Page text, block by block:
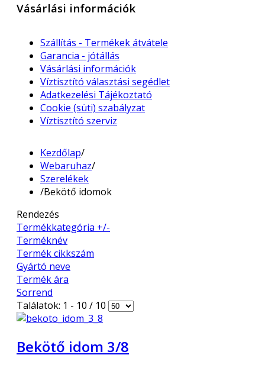
Vásárlási információk
Szállítás - Termékek átvátele
Garancia - jótállás
Vásárlási információk
Víztisztító választási segédlet
Adatkezelési Tájékoztató
Cookie (süti) szabályzat
Víztisztító szerviz
Kezdőlap/
Webaruhaz/
Szerelékek
/Bekötő idomok
Rendezés
Termékkategória +/-
Terméknév
Termék cikkszám
Gyártó neve
Termék ára
Sorrend
Találatok: 1 - 10 / 10
Bekötő idom 3/8